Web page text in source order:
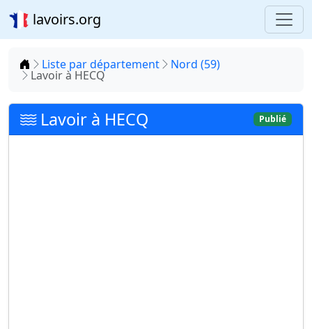
lavoirs.org
Accueil
Liste par département Nord (59)
Lavoir à HECQ
Lavoir à HECQ Publié